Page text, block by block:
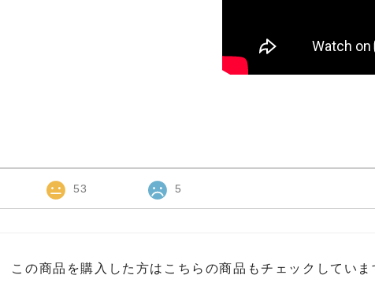
53 5
この商品を購入した方はこちらの商品もチェックしていま